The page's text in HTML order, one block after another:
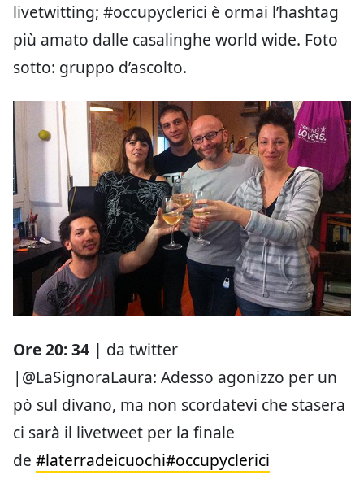
livetwitting; #occupyclerici è ormai l’hashtag
più amato dalle casalinghe world wide. Foto
sotto: gruppo d’ascolto.
Ore 20: 34 | da twitter
|@LaSignoraLaura: Adesso agonizzo per un
pò sul divano, ma non scordatevi che stasera
ci sarà il livetweet per la finale
de #laterradeicuochi#occupyclerici